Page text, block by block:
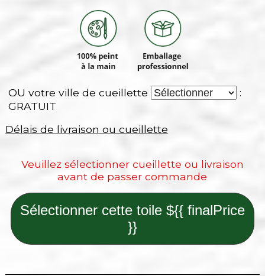
OU votre ville de cueillette
:
GRATUIT
Délais de livraison ou cueillette
Veuillez sélectionner cueillette ou livraison
avant de passer commande
Sélectionner cette toile ${{ finalPrice
}}